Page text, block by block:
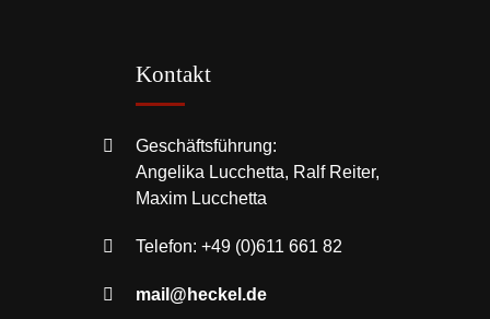
Kontakt
Geschäftsführung:
Angelika Lucchetta, Ralf Reiter,
Maxim Lucchetta
Telefon: +49 (0)611 661 82
mail@heckel.de